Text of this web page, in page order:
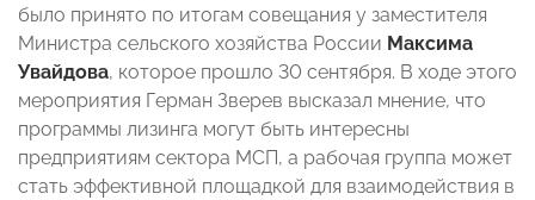
было принято по итогам совещания у заместителя
Министра сельского хозяйства России Максима
Увайдова, которое прошло 30 сентября. В ходе этого
мероприятия Герман Зверев высказал мнение, что
программы лизинга могут быть интересны
предприятиям сектора МСП, а рабочая группа может
стать эффективной площадкой для взаимодействия в